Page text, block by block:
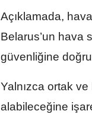
Açıklamada,
Belarus’un hava
güvenliğine
Yalnızca ortak
alabileceğine